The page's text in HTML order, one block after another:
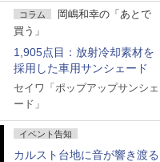
コラム
岡嶋和幸の「あとで
買う」
1,905点目：放射冷却素材を
採用した車用サンシェード
セイワ「ポップアップサンシェ
ード」
イベント告知
カルスト台地に音が響き渡る